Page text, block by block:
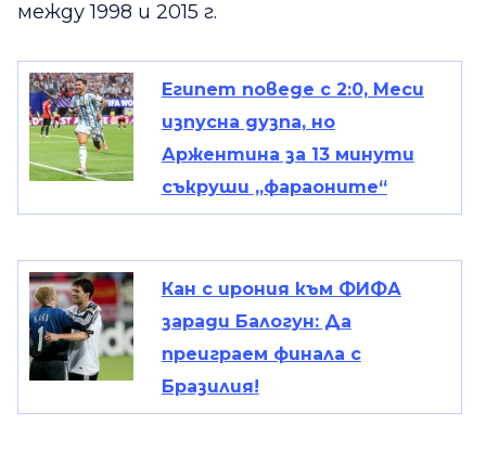
между 1998 и 2015 г.
Египет поведе с 2:0, Меси
изпусна дузпа, но
Аржентина за 13 минути
съкруши „фараоните“
Кан с ирония към ФИФА
заради Балогун: Да
преиграем финала с
Бразилия!